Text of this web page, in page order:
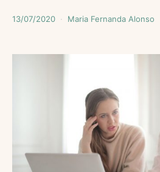
13/07/2020 Maria Fernanda Alonso